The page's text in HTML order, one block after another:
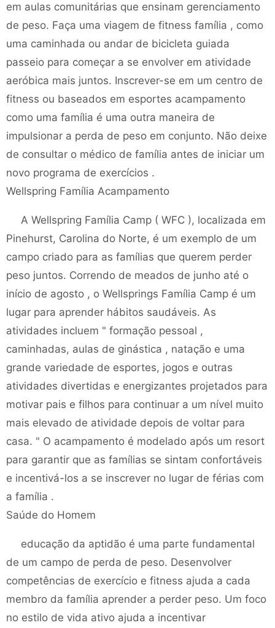
em aulas comunitárias que ensinam gerenciamento
de peso. Faça uma viagem de fitness família , como
uma caminhada ou andar de bicicleta guiada
passeio para começar a se envolver em atividade
aeróbica mais juntos. Inscrever-se em um centro de
fitness ou baseados em esportes acampamento
como uma família é uma outra maneira de
impulsionar a perda de peso em conjunto. Não deixe
de consultar o médico de família antes de iniciar um
novo programa de exercícios .
Wellspring Família Acampamento
A Wellspring Família Camp ( WFC ), localizada em
Pinehurst, Carolina do Norte, é um exemplo de um
campo criado para as famílias que querem perder
peso juntos. Correndo de meados de junho até o
início de agosto , o Wellsprings Família Camp é um
lugar para aprender hábitos saudáveis. As
atividades incluem " formação pessoal ,
caminhadas, aulas de ginástica , natação e uma
grande variedade de esportes, jogos e outras
atividades divertidas e energizantes projetados para
motivar pais e filhos para continuar a um nível muito
mais elevado de atividade depois de voltar para
casa. " O acampamento é modelado após um resort
para garantir que as famílias se sintam confortáveis ​​
e incentivá-los a se inscrever no lugar de férias com
a família .
Saúde do Homem
educação da aptidão é uma parte fundamental
de um campo de perda de peso. Desenvolver
competências de exercício e fitness ajuda a cada
membro da família aprender a perder peso. Um foco
no estilo de vida ativo ajuda a incentivar